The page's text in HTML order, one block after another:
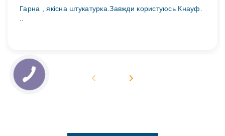
Гарна , якісна штукатурка.Завжди користуюсь Кнауф.
..